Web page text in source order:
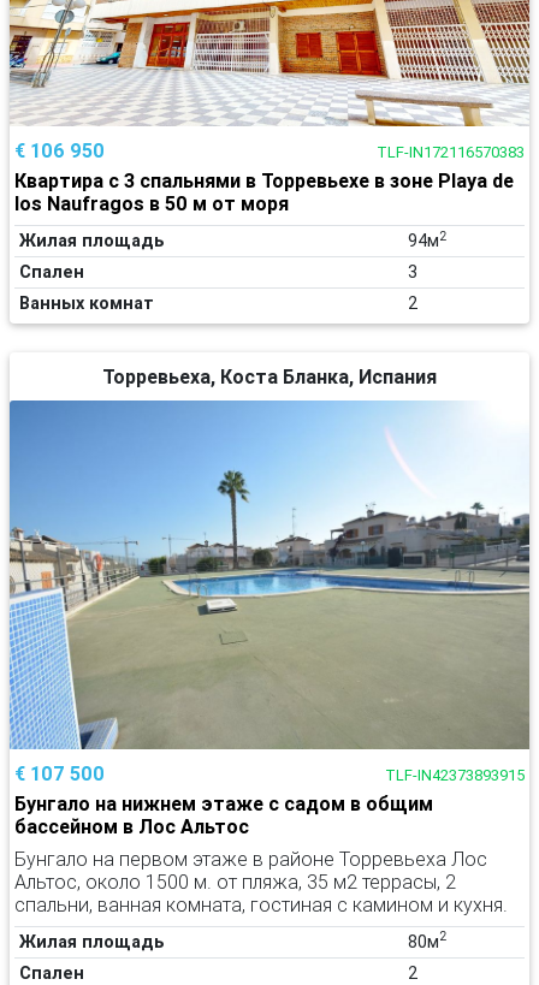
€ 106 950 TLF-IN172116570383
Квартира с 3 спальнями в Торревьехе в зоне Playa de
los Naufragos в 50 м от моря
Жилая площадь 94м2
Спален
3
Ванных комнат
2
Торревьеха, Коста Бланка, Испания
€ 107 500 TLF-IN42373893915
Бунгало на нижнем этаже с садом в общим
бассейном в Лос Альтос
Бунгало на первом этаже в районе Торревьеха Лос
Альтос, около 1500 м. от пляжа, 35 м2 террасы, 2
спальни, ванная комната, гостиная с камином и кухня.
Жилая площадь 80м2
Спален
2